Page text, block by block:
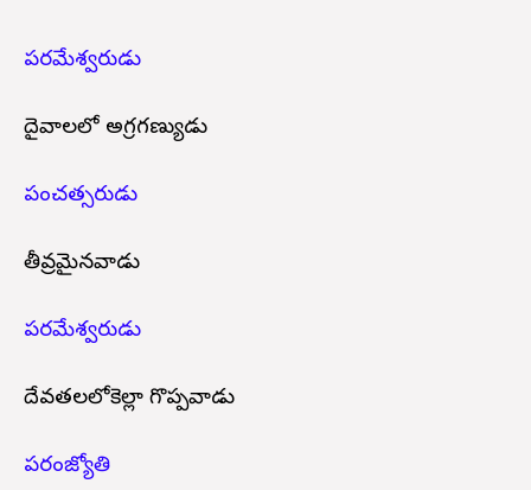
పరమేశ్వరుడు
దైవాలలో అగ్రగణ్యుడు
పంచత్సరుడు
తీవ్రమైనవాడు
పరమేశ్వరుడు
దేవతలలోకెల్లా గొప్పవాడు
పరంజ్యోతి